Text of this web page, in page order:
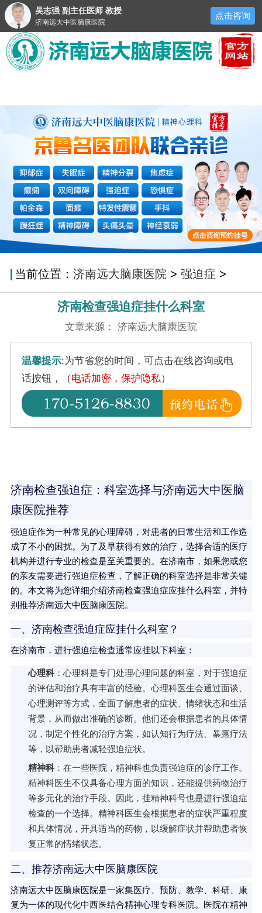
当前位置：济南远大脑康医院 >强迫症 >
济南检查强迫症挂什么科室
文章来源： 济南远大脑康医院
温馨提示:为节省您的时间，可点击在线咨询或电
话按钮，（电话加密，保护隐私）
济南检查强迫症：科室选择与济南远大中医脑
康医院推荐
强迫症作为一种常见的心理障碍，对患者的日常生活和工作造
成了不小的困扰。为了及早获得有效的治疗，选择合适的医疗
机构并进行专业的检查是至关重要的。在济南市，如果您或您
的亲友需要进行强迫症检查，了解正确的科室选择是非常关键
的。本文将为您详细介绍济南检查强迫症应挂什么科室，并特
别推荐济南远大中医脑康医院。
一、济南检查强迫症应挂什么科室？
在济南市，进行强迫症检查通常应挂以下科室：
心理科：心理科是专门处理心理问题的科室，对于强迫症
的评估和治疗具有丰富的经验。心理科医生会通过面谈、
心理测评等方式，全面了解患者的症状、情绪状态和生活
背景，从而做出准确的诊断。他们还会根据患者的具体情
况，制定个性化的治疗方案，如认知行为疗法、暴露疗法
等，以帮助患者减轻强迫症状。
精神科：在一些医院，精神科也负责强迫症的诊疗工作。
精神科医生不仅具备心理方面的知识，还能提供药物治疗
等多元化的治疗手段。因此，挂精神科号也是进行强迫症
检查的一个选择。精神科医生会根据患者的症状严重程度
和具体情况，开具适当的药物，以缓解症状并帮助患者恢
复正常的情绪状态。
二、推荐济南远大中医脑康医院
济南远大中医脑康医院是一家集医疗、预防、教学、科研、康
复为一体的现代化中西医结合精神心理专科医院。医院在精神
吴志强 副主任医师 教授
济南远大中医脑康医院
点击咨询